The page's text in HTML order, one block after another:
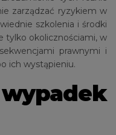
zarządzać ryzykiem w
szkolenia i środki
tylko okolicznościami, w
prawnymi i
ich wystąpieniu.